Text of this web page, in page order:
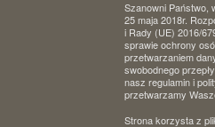
Szanowni Państwo,
25 maja 2018r.
i Rady (UE) 2016/
sprawie ochrony
przetwarzaniem
swobodnego
nasz regulamin i
przetwarzamy
Strona korzysta z